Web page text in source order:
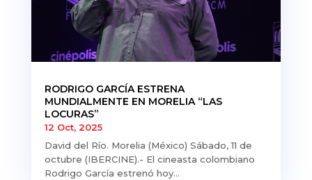
RODRIGO GARCÍA ESTRENA
MUNDIALMENTE EN MORELIA “LAS
LOCURAS”
12 Oct, 2025
David del Río. Morelia (México) Sábado, 11 de
octubre (IBERCINE).- El cineasta colombiano
Rodrigo García estrenó hoy...